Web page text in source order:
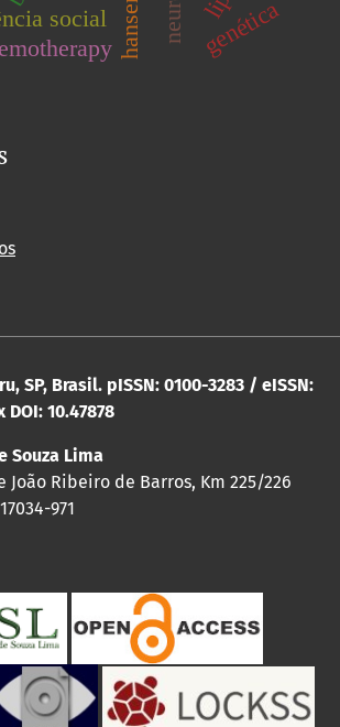
social genética
SP, Brasil. pISSN: 0100-3283 / eISSN:
10.47878
Souza Lima
João Ribeiro de Barros, Km 225/226
971